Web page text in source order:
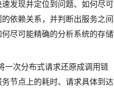
发现并定位到问题、如何尽可
依赖关系，并判断出服务之间
尽可能精确的分析系统的存储
一次分布式请求还原成调用链
节点上的耗时、请求具体到达